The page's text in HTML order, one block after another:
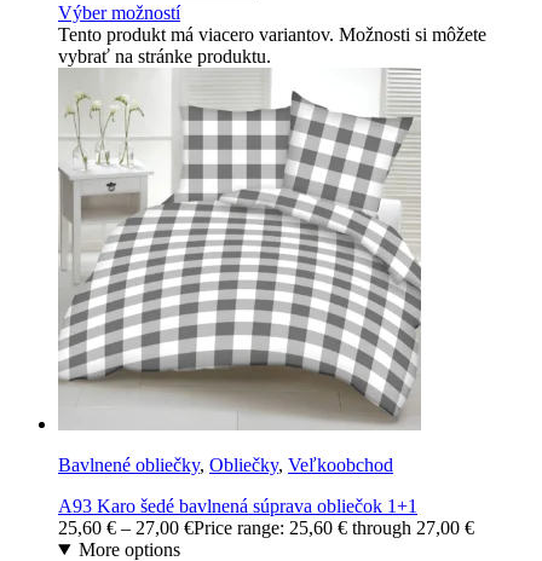
Výber možností
Tento produkt má viacero variantov. Možnosti si môžete
vybrať na stránke produktu.
Bavlnené obliečky, Obliečky, Veľkoobchod
A93 Karo šedé bavlnená súprava obliečok 1+1
25,60 € – 27,00 €Price range: 25,60 € through 27,00 €
More options